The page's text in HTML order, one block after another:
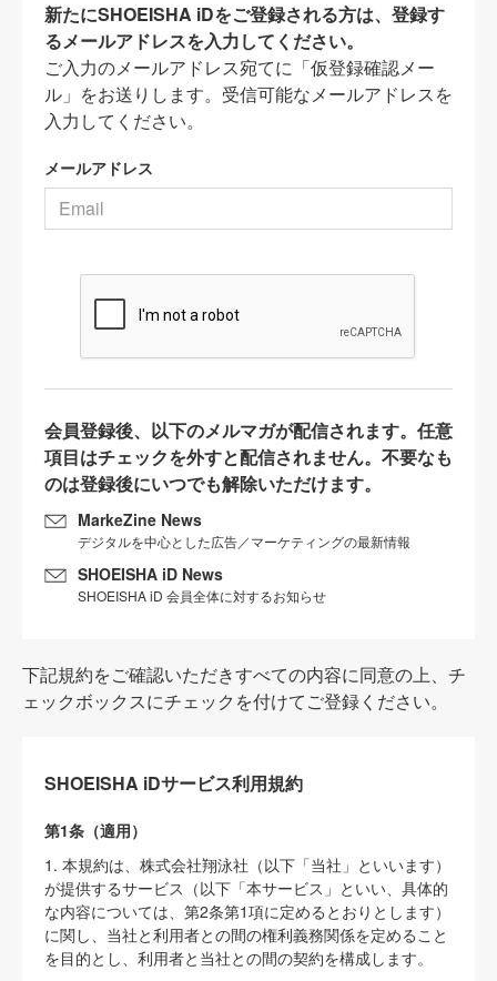
新たにSHOEISHA iDをご登録される方は、登録す
るメールアドレスを入力してください。
ご入力のメールアドレス宛てに「仮登録確認メー
ル」をお送りします。受信可能なメールアドレスを
入力してください。
メールアドレス
会員登録後、以下のメルマガが配信されます。任意
項目はチェックを外すと配信されません。不要なも
のは登録後にいつでも解除いただけます。
MarkeZine News
デジタルを中心とした広告／マーケティングの最新情報
SHOEISHA iD News
SHOEISHA iD 会員全体に対するお知らせ
下記規約をご確認いただきすべての内容に同意の上、チ
ェックボックスにチェックを付けてご登録ください。
SHOEISHA iDサービス利用規約
第1条（適用）
1. 本規約は、株式会社翔泳社（以下「当社」といいます）
が提供するサービス（以下「本サービス」といい、具体的
な内容については、第2条第1項に定めるとおりとします）
に関し、当社と利用者との間の権利義務関係を定めること
を目的とし、利用者と当社との間の契約を構成します。